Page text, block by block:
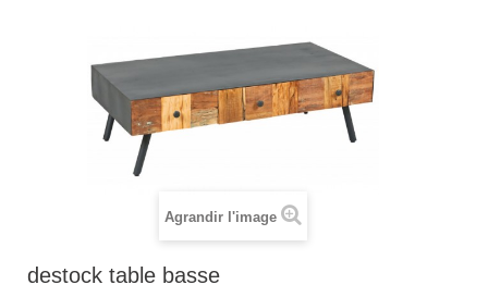
Agrandir l'image
destock table basse